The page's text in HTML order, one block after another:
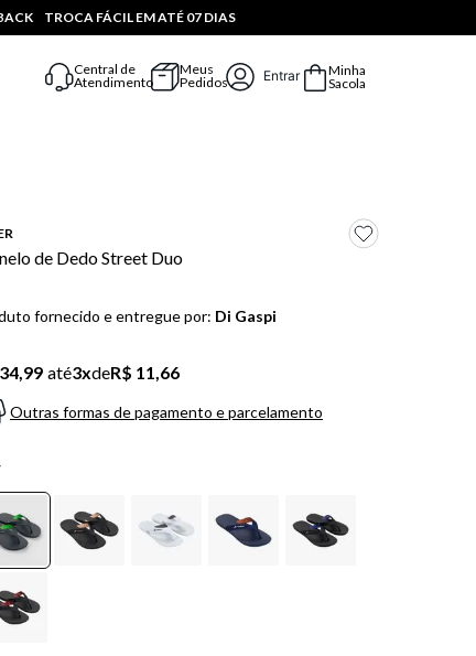
TROCA FÁCIL EM ATÉ 07 DIAS
Central de
Atendimento
Meus
Pedidos
Entrar
Minha
Sacola
de Dedo Street Duo
fornecido e entregue por: Di Gaspi
até3xdeR$ 11,66
Outras formas de pagamento e parcelamento